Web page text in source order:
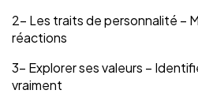
2- Les traits de personnalité –
réactions
3- Explorer ses valeurs –
vraiment